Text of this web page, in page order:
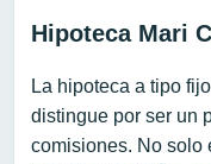
Hipoteca Mari
La hipoteca a tipo
distingue por ser un
comisiones. No solo